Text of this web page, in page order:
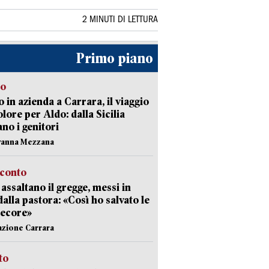
2 MINUTI DI LETTURA
Primo piano
in azienda a Carrara, il viaggio
per Aldo: dalla Sicilia
i genitori
Mezzana
il gregge, messi in
pastora: «Così ho salvato le
Carrara